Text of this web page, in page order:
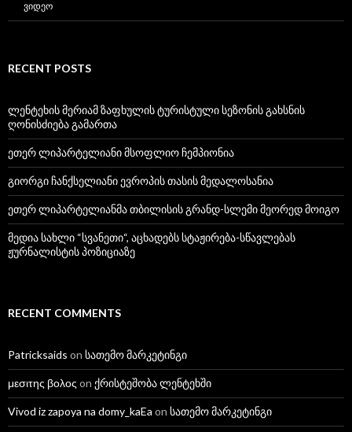
ᲕᲘᲓᲔᲝ
RECENT POSTS
ლენტეხის მერიამ ზაფხულის ტურისტული სეზონის გახსნის
ღონისძიება გამართა
ეთერ ლიპარტელიანი მსოფლიო ჩემპიონია
გიორგი ჩანქსელიანი ევროპის თასის მედალოსანია
ეთერ ლიპარტელიანმა თბილისის გრანდ-სლემი მეორედ მოიგო
მედია სახლი “სვანეთი“, აცხადებს სტაჟირება-სწავლებას
ჟურნალისტის პოზიციაზე
RECENT COMMENTS
Patricksaids on სათემო მარკეტინგი
μεσιτης βολος on ქრისტეშობა ლენტეხში
Vivod iz zapoya na domy_kaEa on სათემო მარკეტინგი